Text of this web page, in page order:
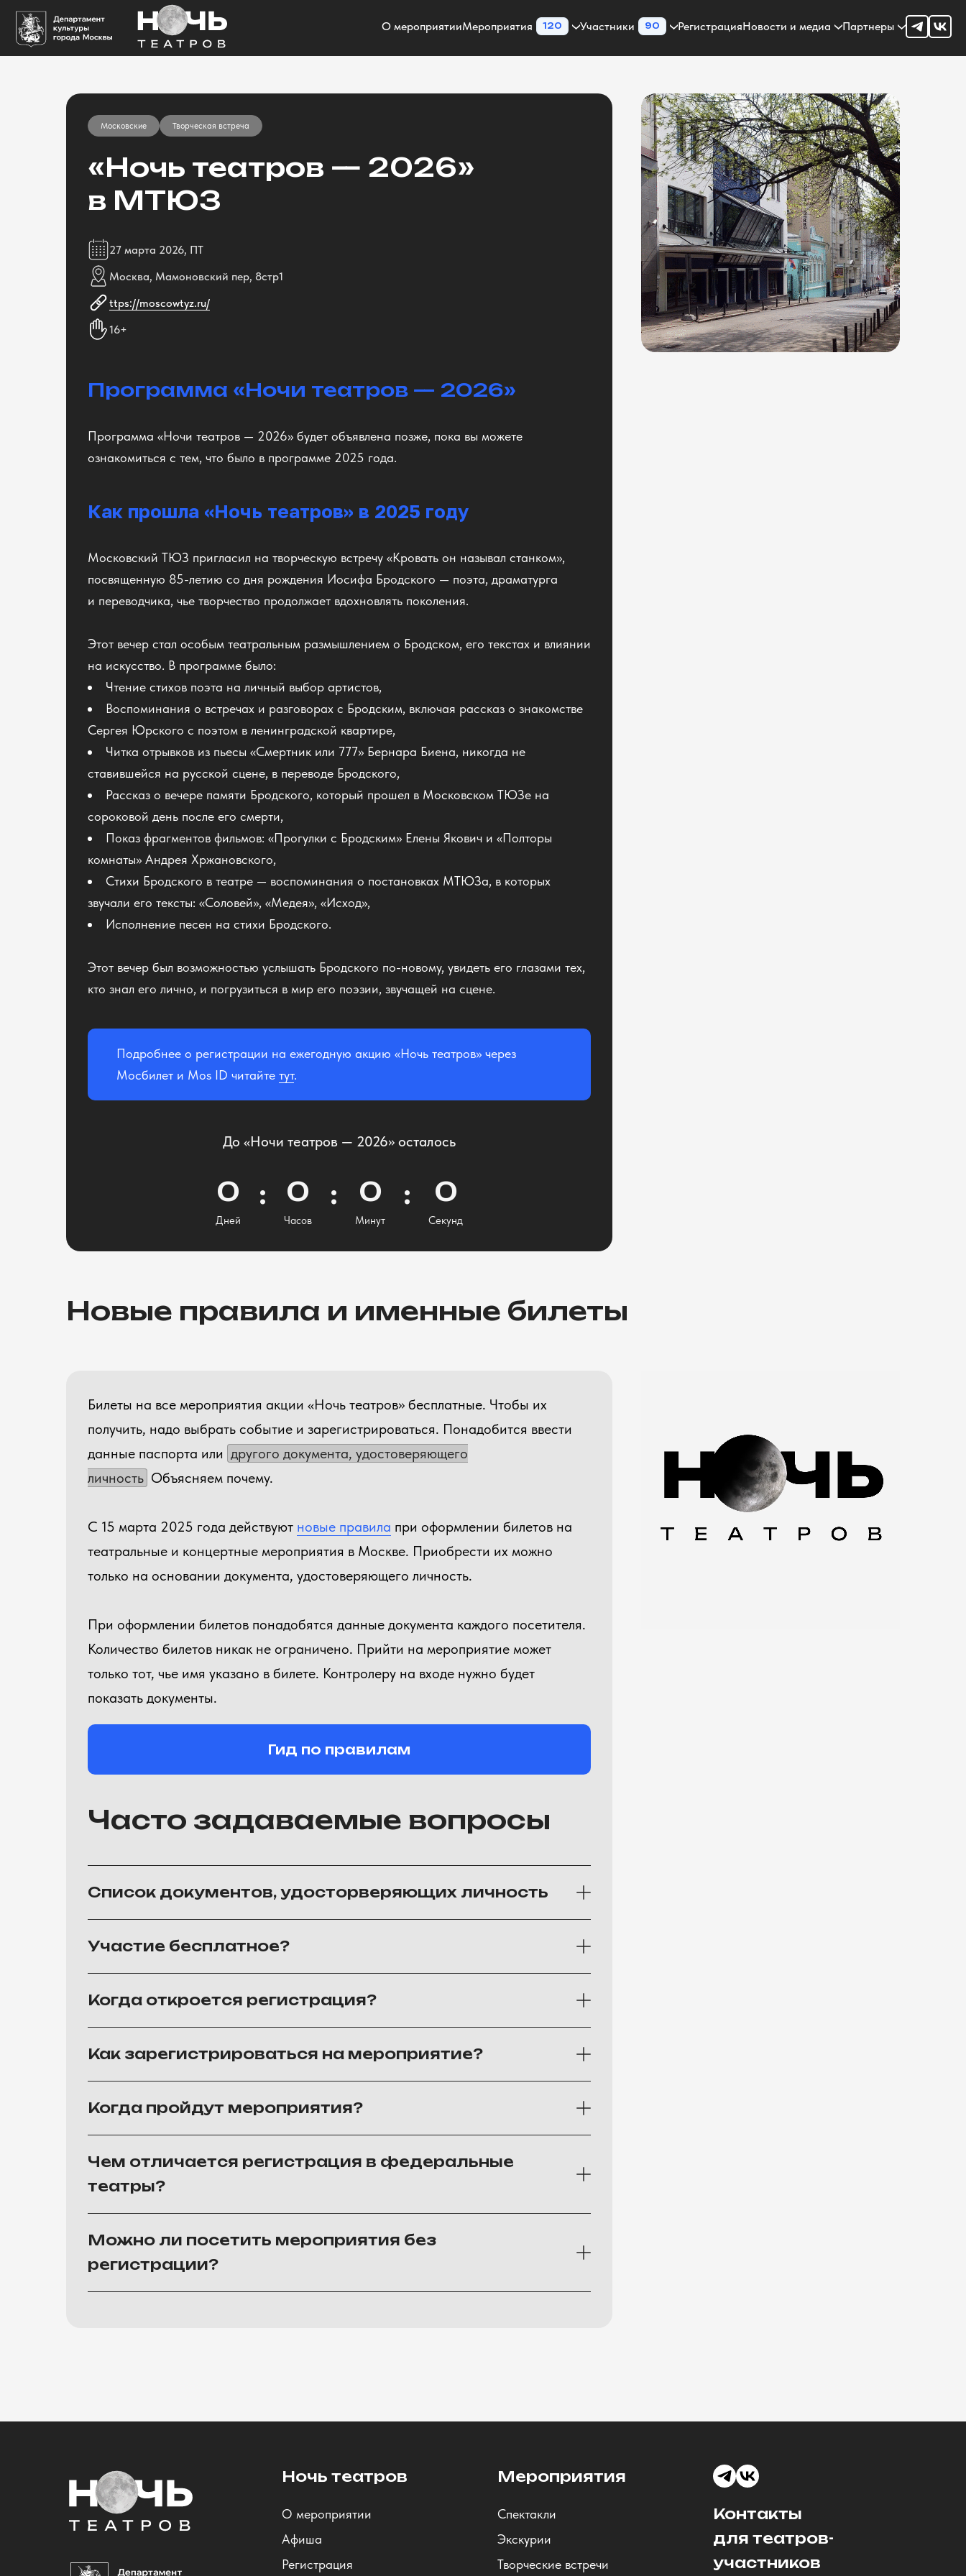
О мероприятииМероприятия 120 Участники 90 РегистрацияНовости и медиа Партнеры
Московские Творческая встреча
«Ночь театров — 2026»
в МТЮЗ
27 марта 2026, ПТ
Москва, Мамоновский пер, 8стр1
ttps://moscowtyz.ru/
16+
Программа «Ночи театров — 2026»
Программа «Ночи театров — 2026» будет объявлена позже, пока вы можете
ознакомиться с тем, что было в программе 2025 года.
Как прошла «Ночь театров» в 2025 году
Московский ТЮЗ пригласил на творческую встречу «Кровать он называл станком»,
посвященную 85-летию со дня рождения Иосифа Бродского — поэта, драматурга
и переводчика, чье творчество продолжает вдохновлять поколения.
Этот вечер стал особым театральным размышлением о Бродском, его текстах и влиянии
на искусство. В программе было:
Чтение стихов поэта на личный выбор артистов,
Воспоминания о встречах и разговорах с Бродским, включая рассказ о знакомстве
Сергея Юрского с поэтом в ленинградской квартире,
Читка отрывков из пьесы «Смертник или 777» Бернара Биена, никогда не
ставившейся на русской сцене, в переводе Бродского,
Рассказ о вечере памяти Бродского, который прошел в Московском ТЮЗе на
сороковой день после его смерти,
Показ фрагментов фильмов: «Прогулки с Бродским» Елены Якович и «Полторы
комнаты» Андрея Хржановского,
Стихи Бродского в театре — воспоминания о постановках МТЮЗа, в которых
звучали его тексты: «Соловей», «Медея», «Исход»,
Исполнение песен на стихи Бродского.
Этот вечер был возможностью услышать Бродского по-новому, увидеть его глазами тех,
кто знал его лично, и погрузиться в мир его поэзии, звучащей на сцене.
Подробнее о регистрации на ежегодную акцию «Ночь театров» через
Мосбилет и Mos ID читайте тут.
До «Ночи театров — 2026» осталось
0
Дней
0
Часов
0
Минут
0
Секунд
Новые правила и именные билеты
Билеты на все мероприятия акции «Ночь театров» бесплатные. Чтобы их
получить, надо выбрать событие и зарегистрироваться. Понадобится ввести
данные паспорта или другого документа, удостоверяющего
личность Объясняем почему.
С 15 марта 2025 года действуют новые правила при оформлении билетов на
театральные и концертные мероприятия в Москве. Приобрести их можно
только на основании документа, удостоверяющего личность.
При оформлении билетов понадобятся данные документа каждого посетителя.
Количество билетов никак не ограничено. Прийти на мероприятие может
только тот, чье имя указано в билете. Контролеру на входе нужно будет
показать документы.
Гид по правилам
Часто задаваемые вопросы
Список документов, удосторверяющих личность
Участие бесплатное?
Когда откроется регистрация?
Как зарегистрироваться на мероприятие?
Когда пройдут мероприятия?
Чем отличается регистрация в федеральные
театры?
Можно ли посетить мероприятия без
регистрации?
Ночь театров
О мероприятии
Афиша
Регистрация
Мероприятия
Спектакли
Экскурии
Творческие встречи
Контакты
для театров-
участников